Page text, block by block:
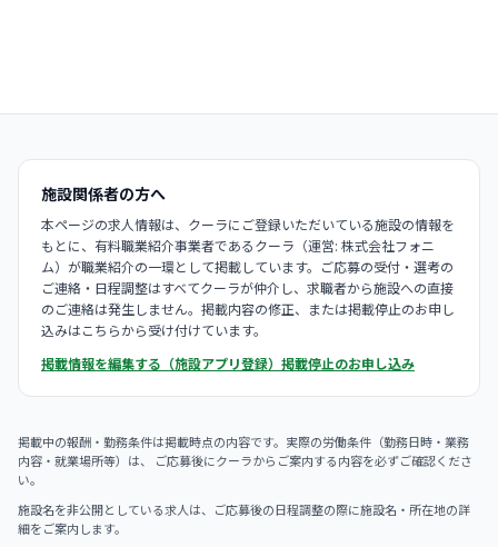
施設関係者の方へ
本ページの求人情報は、クーラにご登録いただいている施設の情報を
もとに、有料職業紹介事業者であるクーラ（運営: 株式会社フォニ
ム）が職業紹介の一環として掲載しています。ご応募の受付・選考の
ご連絡・日程調整はすべてクーラが仲介し、求職者から施設への直接
のご連絡は発生しません。掲載内容の修正、または掲載停止のお申し
込みはこちらから受け付けています。
掲載情報を編集する（施設アプリ登録） 掲載停止のお申し込み
掲載中の報酬・勤務条件は掲載時点の内容です。実際の労働条件（勤務日時・業務
内容・就業場所等）は、 ご応募後にクーラからご案内する内容を必ずご確認くださ
い。
施設名を非公開としている求人は、ご応募後の日程調整の際に施設名・所在地の詳
細をご案内します。